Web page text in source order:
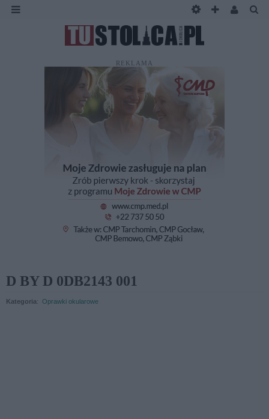
REKLAMA
D BY D 0DB2143 001
Kategoria: Oprawki okularowe